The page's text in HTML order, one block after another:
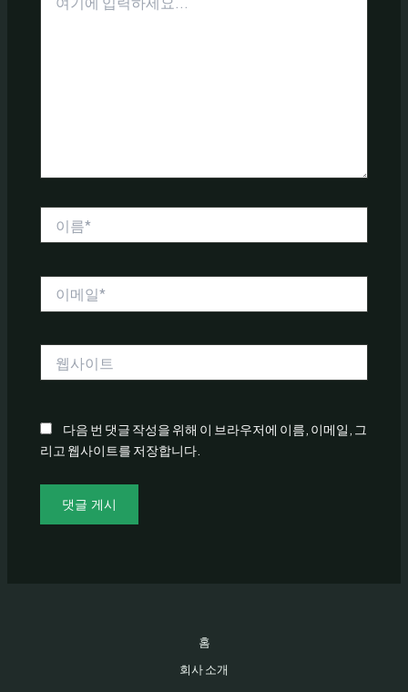
다음 번 댓글 작성을 위해 이 브라우저에 이름, 이메일, 그
리고 웹사이트를 저장합니다.
홈
회사 소개